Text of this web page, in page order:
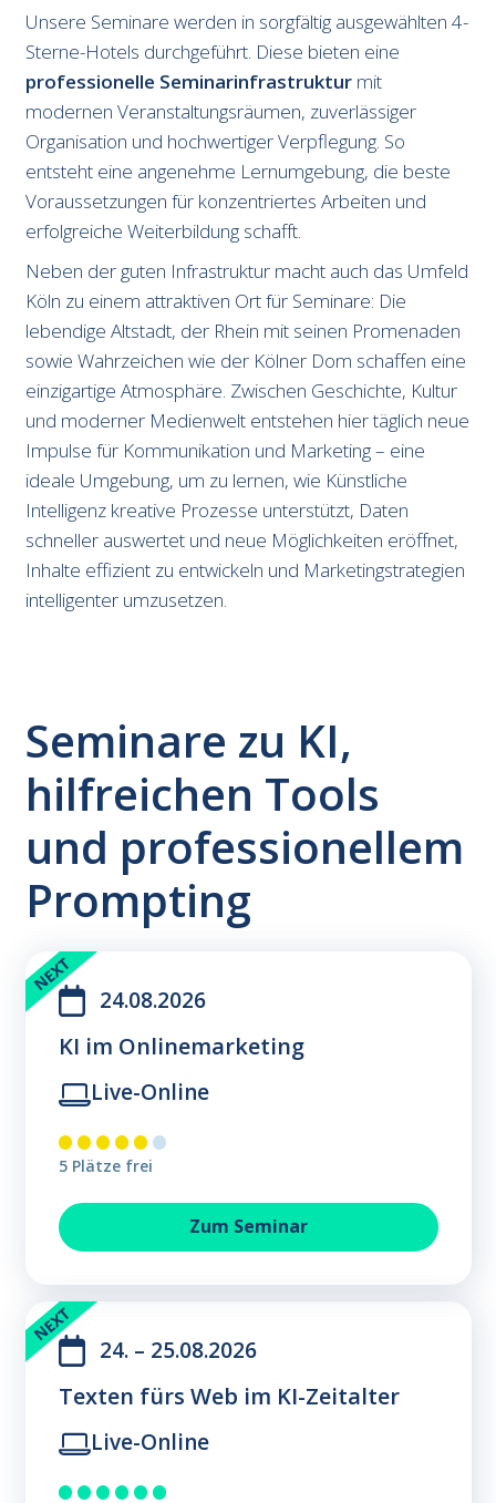
Unsere Seminare werden in sorgfältig ausgewählten 4-
Sterne-Hotels durchgeführt. Diese bieten eine
professionelle Seminarinfrastrukturmit
modernen Veranstaltungsräumen, zuverlässiger
Organisation und hochwertiger Verpflegung. So
entsteht eine angenehme Lernumgebung, die beste
Voraussetzungen für konzentriertes Arbeiten und
erfolgreiche Weiterbildung schafft.
Neben der guten Infrastruktur macht auch das Umfeld
Köln zu einem attraktiven Ort für Seminare: Die
lebendige Altstadt, der Rhein mit seinen Promenaden
sowie Wahrzeichen wie der Kölner Dom schaffen eine
einzigartige Atmosphäre. Zwischen Geschichte, Kultur
und moderner Medienwelt entstehen hier täglich neue
Impulse für Kommunikation und Marketing – eine
ideale Umgebung, um zu lernen, wie Künstliche
Intelligenz kreative Prozesse unterstützt, Daten
schneller auswertet und neue Möglichkeiten eröffnet,
Inhalte effizient zu entwickeln und Marketingstrategien
intelligenter umzusetzen.
Seminare zu KI,
hilfreichen Tools
und professionellem
Prompting
24.08.2026
KI im Onlinemarketing
Live-Online
5 Plätze frei
Zum KI im Onlinemarketing
Seminar
24. – 25.08.2026
Texten fürs Web im KI-Zeitalter
Live-Online